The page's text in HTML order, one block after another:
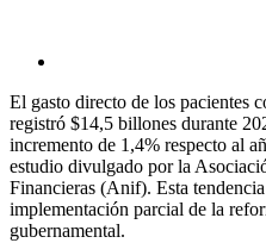
El gasto directo de los pacientes
registró $14,5 billones durante
incremento de 1,4% respecto al
estudio divulgado por la
Financieras (Anif). Esta
implementación parcial de la
gubernamental.